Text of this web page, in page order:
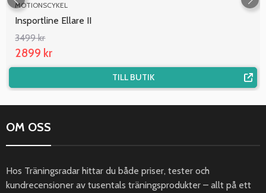
MOTIONSCYKEL
Insportline Ellare II
3499 kr
2899 kr
TILL BUTIK
OM OSS
Hos Träningsradar hittar du både priser, tester och
kundrecensioner av tusentals träningsprodukter – allt på ett